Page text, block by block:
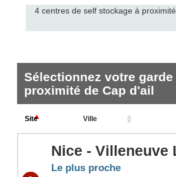
4 centres de self stockage à
Sélectionnez votre
proximité de Cap d'ail
Site Ville
Nice - Villeneuve
Le plus proche